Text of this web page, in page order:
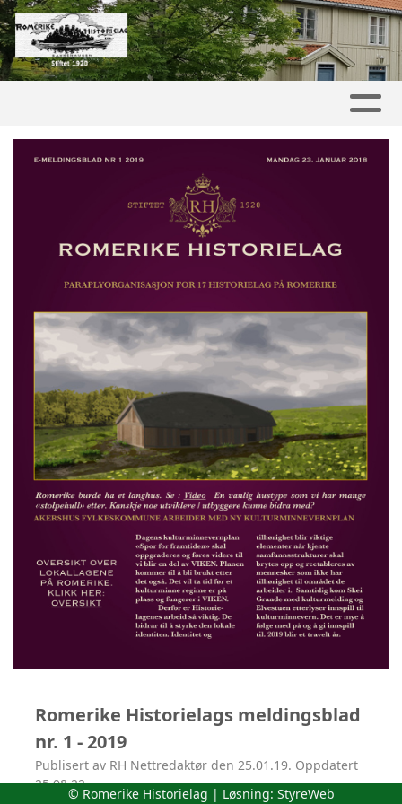
Romerike Historielags meldingsblad
nr. 1 - 2019
Publisert av RH Nettredaktør den 25.01.19. Oppdatert
25.08.22.
© Romerike Historielag | Løsning: StyreWeb